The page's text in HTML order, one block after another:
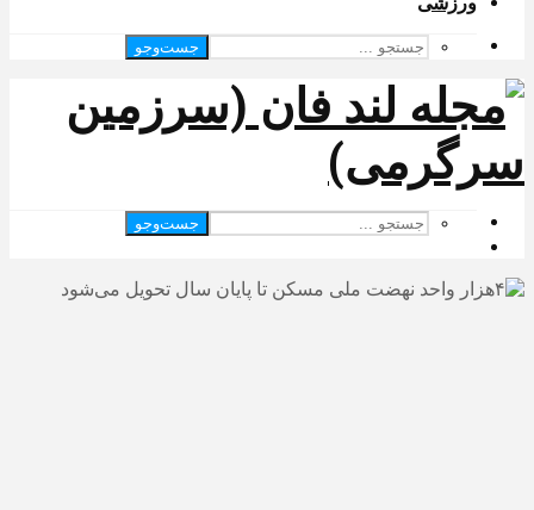
جست‌وجو
جست‌وجو